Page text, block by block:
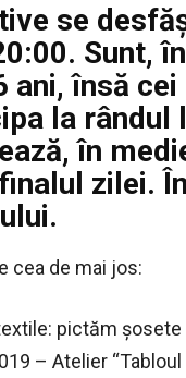
se
Sunt,
ani, însă
la rândul
în
zilei.
cea de mai jos:
pictăm
– Atelier